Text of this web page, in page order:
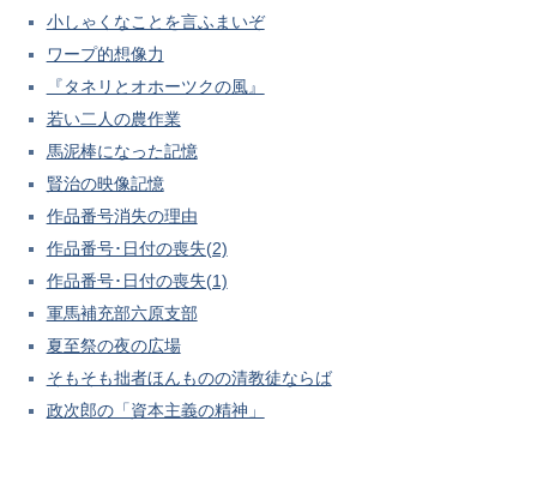
小しゃくなことを言ふまいぞ
ワープ的想像力
『タネリとオホーツクの風』
若い二人の農作業
馬泥棒になった記憶
賢治の映像記憶
作品番号消失の理由
作品番号･日付の喪失(2)
作品番号･日付の喪失(1)
軍馬補充部六原支部
夏至祭の夜の広場
そもそも拙者ほんものの清教徒ならば
政次郎の「資本主義の精神」